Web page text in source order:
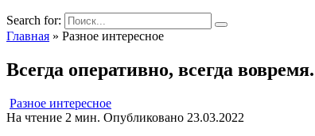
Search for:
Главная » Разное интересное
Всегда оперативно, всегда
Разное интересное
На чтение 2 мин. Опубликовано 23.03.2022